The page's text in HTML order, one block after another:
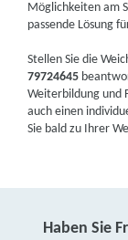
Möglichkeiten am
passende Lösung
Stellen Sie die
79724645
Weiterbildung und
auch einen
Sie bald zu Ihrer
Haben Sie